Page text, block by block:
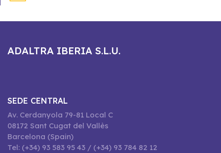
ADALTRA IBERIA S.L.U.
SEDE CENTRAL
Av. Cerdanyola 79-81 Local C
08172 Sant Cugat del Vallès
Barcelona (Spain)
Tel: (+34) 93 583 95 43 / (+34) 93 784 82 12